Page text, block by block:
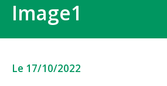
Image1
Le 17/10/2022